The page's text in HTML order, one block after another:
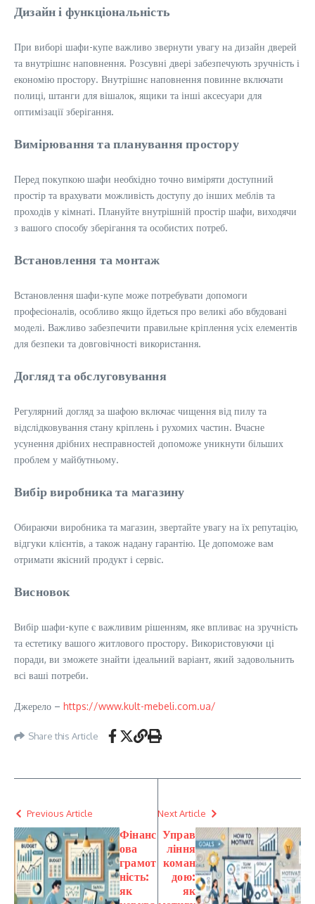
Дизайн і функціональність
При виборі шафи-купе важливо звернути увагу на дизайн дверей
та внутрішнє наповнення. Розсувні двері забезпечують зручність і
економію простору. Внутрішнє наповнення повинне включати
полиці, штанги для вішалок, ящики та інші аксесуари для
оптимізації зберігання.
Вимірювання та планування простору
Перед покупкою шафи необхідно точно виміряти доступний
простір та врахувати можливість доступу до інших меблів та
проходів у кімнаті. Плануйте внутрішній простір шафи, виходячи
з вашого способу зберігання та особистих потреб.
Встановлення та монтаж
Встановлення шафи-купе може потребувати допомоги
професіоналів, особливо якщо йдеться про великі або вбудовані
моделі. Важливо забезпечити правильне кріплення усіх елементів
для безпеки та довговічності використання.
Догляд та обслуговування
Регулярний догляд за шафою включає чищення від пилу та
відслідковування стану кріплень і рухомих частин. Вчасне
усунення дрібних несправностей допоможе уникнути більших
проблем у майбутньому.
Вибір виробника та магазину
Обираючи виробника та магазин, звертайте увагу на їх репутацію,
відгуки клієнтів, а також надану гарантію. Це допоможе вам
отримати якісний продукт і сервіс.
Висновок
Вибір шафи-купе є важливим рішенням, яке впливає на зручність
та естетику вашого житлового простору. Використовуючи ці
поради, ви зможете знайти ідеальний варіант, який задовольнить
всі ваші потреби.
Джерело – https://www.kult-mebeli.com.ua/
Share this Article
Previous Article
Фінанс
ова
грамот
ність:
як
Next Article
Управ
ління
коман
дою:
як